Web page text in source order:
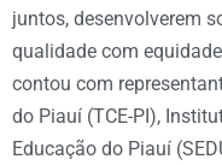
juntos, desenvolverem
qualidade com
contou com
do Piauí (TCE-PI),
Educação do Piauí